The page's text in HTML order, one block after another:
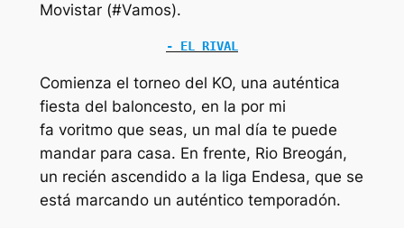
Movistar (#Vamos).
- EL RIVAL
Comienza el torneo del KO, una auténtica
fiesta del baloncesto, en la por mi
fa voritmo que seas, un mal día te puede
mandar para casa. En frente, Rio Breogán,
un recién ascendido a la liga Endesa, que se
está marcando un auténtico temporadón.